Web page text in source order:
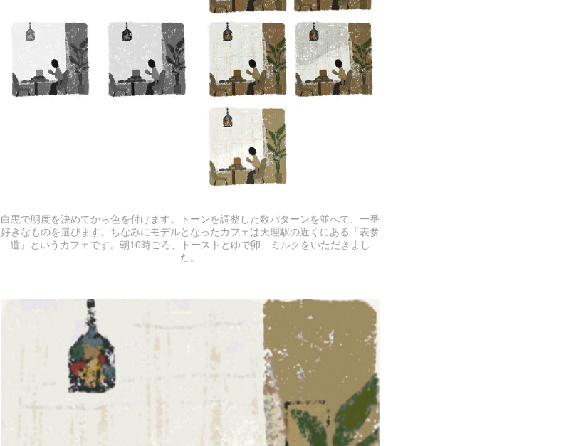
白黒で明度を決めてから色を付けます。トーンを調整した数パターンを並べて、一番
好きなものを選びます。ちなみにモデルとなったカフェは天理駅の近くにある「表参
道」というカフェです。朝10時ごろ、トーストとゆで卵、ミルクをいただきまし
た。